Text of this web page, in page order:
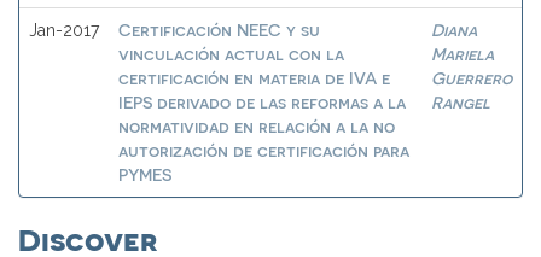
Jan-2017
Certificación NEEC y su
vinculación actual con la
certificación en materia de IVA e
IEPS derivado de las reformas a la
normatividad en relación a la no
autorización de certificación para
PYMES
Diana
Mariela
Guerrero
Rangel
Discover